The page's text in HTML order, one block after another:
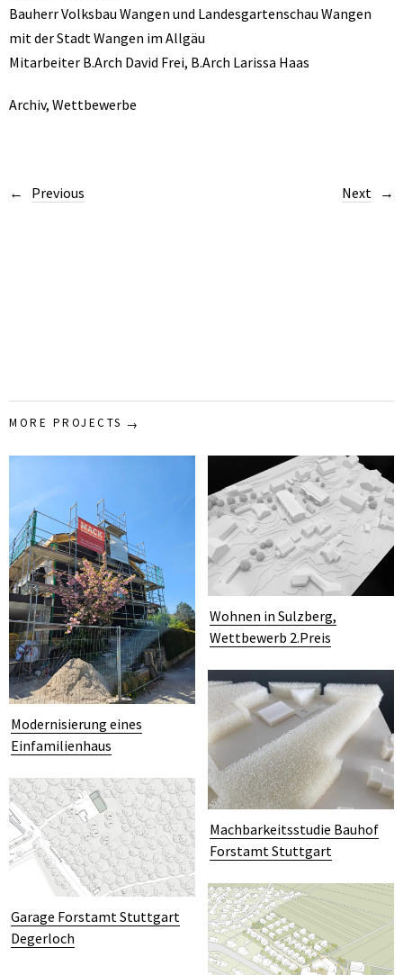
Bauherr Volksbau Wangen und Landesgartenschau Wangen
mit der Stadt Wangen im Allgäu
Mitarbeiter B.Arch David Frei, B.Arch Larissa Haas
Archiv, Wettbewerbe
Previous Next
MORE PROJECTS
Modernisierung eines
Einfamilienhaus
Wohnen in Sulzberg,
Wettbewerb 2.Preis
Machbarkeitsstudie Bauhof
Forstamt Stuttgart
Garage Forstamt Stuttgart
Degerloch